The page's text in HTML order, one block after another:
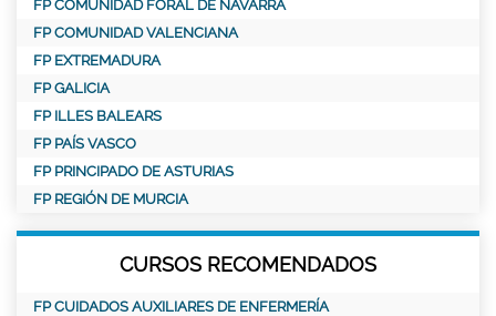
FP COMUNIDAD FORAL DE NAVARRA
FP COMUNIDAD VALENCIANA
FP EXTREMADURA
FP GALICIA
FP ILLES BALEARS
FP PAÍS VASCO
FP PRINCIPADO DE ASTURIAS
FP REGIÓN DE MURCIA
CURSOS RECOMENDADOS
FP CUIDADOS AUXILIARES DE ENFERMERÍA